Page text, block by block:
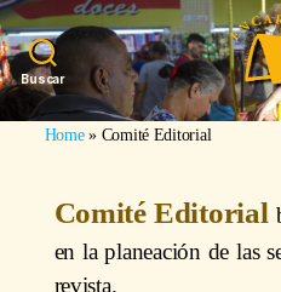
Buscar
Home» Comité Editorial
Comité Editorial
en la planeación de las
revista.